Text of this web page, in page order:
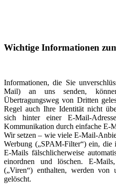
Wichtige Informationen
Informationen, die Sie
Mail) an uns senden,
Übertragungsweg von Dritten
Regel auch Ihre Identität nicht
sich hinter einer E-Mail-
Kommunikation durch einfache E-
Wir setzen – wie viele E-Mail-
Werbung („SPAM-Filter“) ein, die
E-Mails fälschlicherweise
einordnen und löschen. E-
(„Viren“) enthalten, werden von
gelöscht.